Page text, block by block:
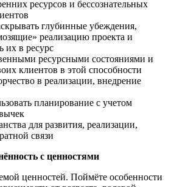
ресурсов и бессознательных
глубинные убеждения,
реализацию проекта и
их в ресурс
ресурсными состояниями и
клиентов в этой способности
в реализации, внедрение
планирование с учетом
для развития, реализации,
связи
с ценностями
ценностей. Поймёте особенности